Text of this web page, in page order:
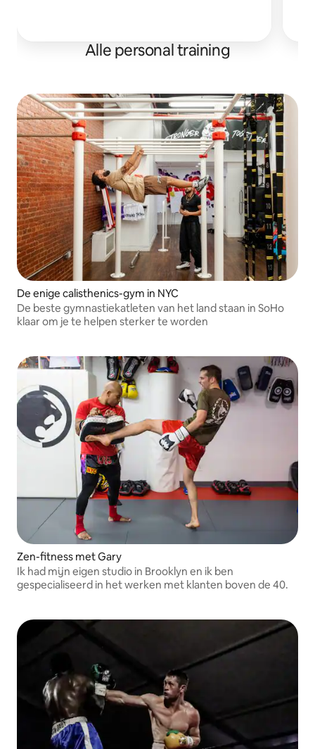
Alle personal training
De enige calisthenics-gym in NYC
De beste gymnastiekatleten van het land staan in SoHo
klaar om je te helpen sterker te worden
Zen-fitness met Gary
Ik had mijn eigen studio in Brooklyn en ik ben
gespecialiseerd in het werken met klanten boven de 40.